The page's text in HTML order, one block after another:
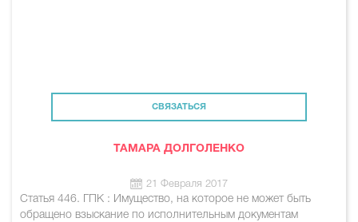
СВЯЗАТЬСЯ
ТАМАРА ДОЛГОЛЕНКО
21 Февраля 2017
Статья 446. ГПК : Имущество, на которое не может быть
обращено взыскание по исполнительным документам